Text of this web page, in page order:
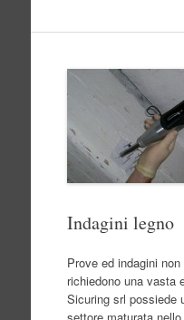
Indagini legno
Prove ed indagini
richiedono una vasta
Sicuring srl possiede
settore maturata